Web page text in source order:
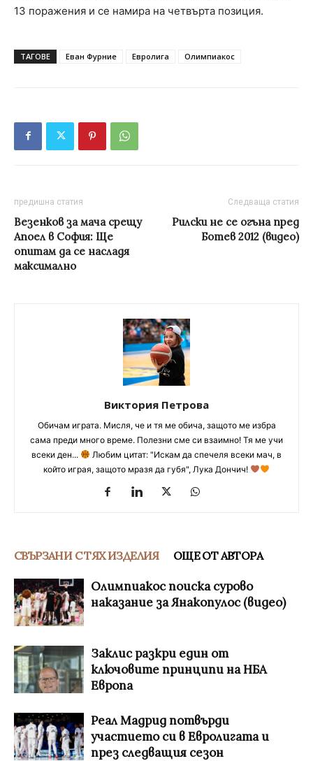
13 поражения и се намира на четвърта позиция.
ТАГОВЕ Еван Фурние Евролига Олимпиакос
предишна статия
Везенков за мача срещу
Апоел в София: Ще
опитам да се насладя
максимално
Следваща статия
Рилски не се огъна пред
Ботев 2012 (видео)
Виктория Петрова
Обичам играта. Мисля, че и тя ме обича, защото ме избра
сама преди много време. Полезни сме си взаимно! Тя ме учи
всеки ден...
Любим цитат: "Искам да спечеля всеки мач, в
който играя, защото мразя да губя", Лука Дончич!
СВЪРЗАНИ С ТЯХ ИЗДЕЛИЯ ОЩЕ ОТ АВТОРА
Олимпиакос поиска сурово
наказание за Янакопулос (видео)
Заклис разкри един от
ключовите принципи на НБА
Европа
Реал Мадрид потвърди
участието си в Евролигата и
през следващия сезон